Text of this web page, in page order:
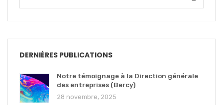
DERNIÈRES PUBLICATIONS
Notre témoignage à la Direction générale
des entreprises (Bercy)
28 novembre, 2025